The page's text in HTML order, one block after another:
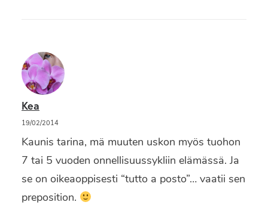
Kea
19/02/2014
Kaunis tarina, mä muuten uskon myös tuohon
7 tai 5 vuoden onnellisuussykliin elämässä. Ja
se on oikeaoppisesti “tutto a posto”… vaatii sen
preposition.